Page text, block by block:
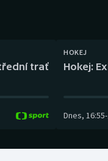
Gymnastika
trať
HOKEJ
Hokej:
Dnes, 16:55-